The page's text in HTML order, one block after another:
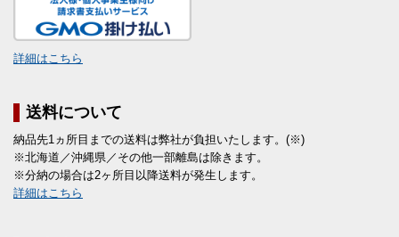
詳細はこちら
送料について
納品先1ヵ所目までの送料は弊社が負担いたします。(※)
※北海道／沖縄県／その他一部離島は除きます。
※分納の場合は2ヶ所目以降送料が発生します。
詳細はこちら